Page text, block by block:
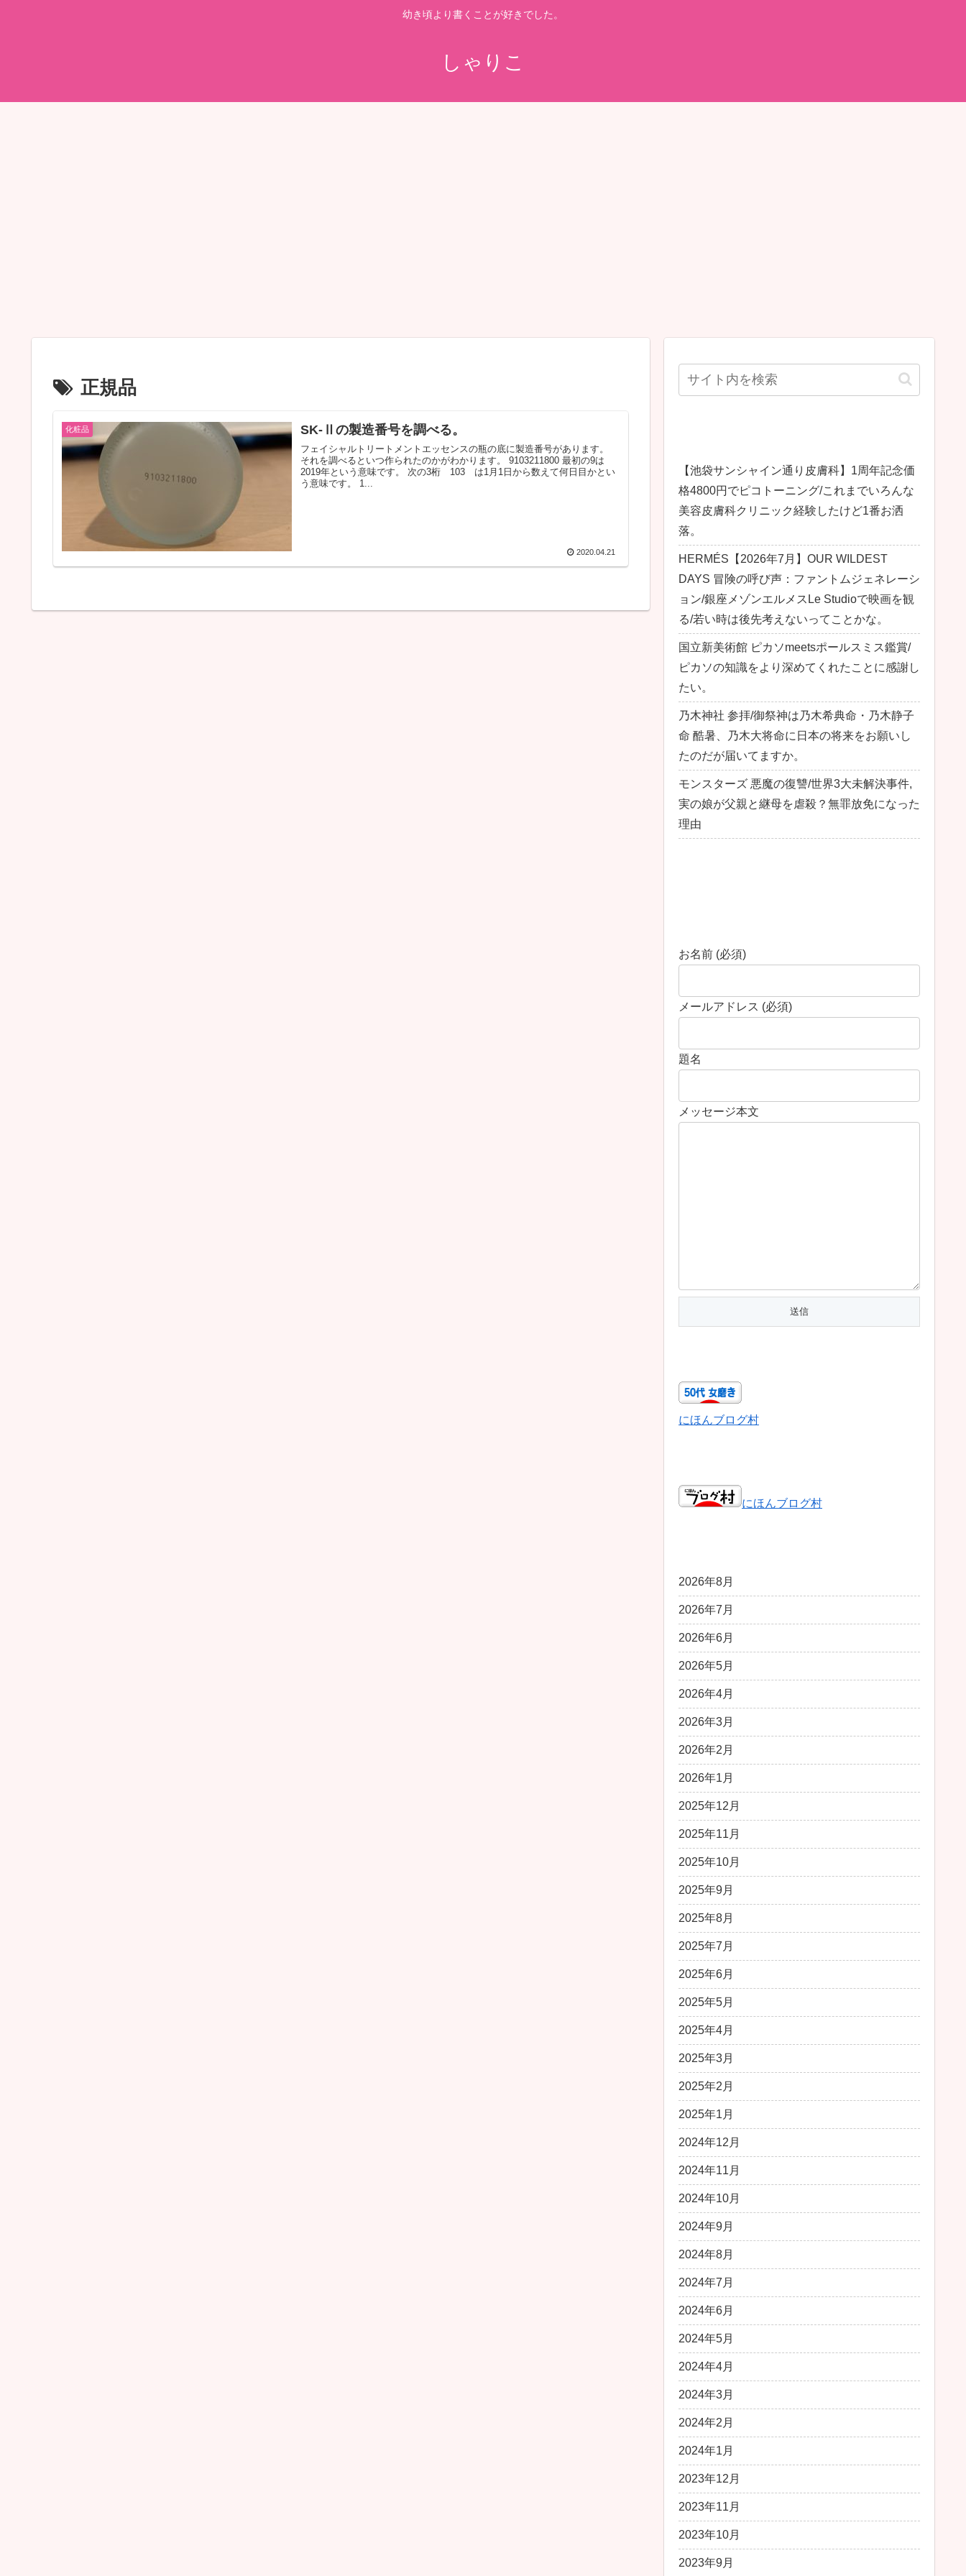
幼き頃より書くことが好きでした。
しゃりこ
正規品
化粧品 SK-Ⅱの製造番号を調べる。
フェイシャルトリートメントエッセンスの瓶の底に製造番号があります。
それを調べるといつ作られたのかがわかります。 9103211800 最初の9は
2019年という意味です。 次の3桁 103 は1月1日から数えて何日目かとい
う意味です。 1...
2020.04.21
【池袋サンシャイン通り皮膚科】1周年記念価
格4800円でピコトーニング/これまでいろんな
美容皮膚科クリニック経験したけど1番お洒
落。
HERMÉS【2026年7月】OUR WILDEST
DAYS 冒険の呼び声：ファントムジェネレーシ
ョン/銀座メゾンエルメスLe Studioで映画を観
る/若い時は後先考えないってことかな。
国立新美術館 ピカソmeetsポールスミス鑑賞/
ピカソの知識をより深めてくれたことに感謝し
たい。
乃木神社 参拝/御祭神は乃木希典命・乃木静子
命 酷暑、乃木大将命に日本の将来をお願いし
たのだが届いてますか。
モンスターズ 悪魔の復讐/世界3大未解決事件,
実の娘が父親と継母を虐殺？無罪放免になった
理由
お名前 (必須)
メールアドレス (必須)
題名
メッセージ本文
にほんブログ村
にほんブログ村
2026年8月
2026年7月
2026年6月
2026年5月
2026年4月
2026年3月
2026年2月
2026年1月
2025年12月
2025年11月
2025年10月
2025年9月
2025年8月
2025年7月
2025年6月
2025年5月
2025年4月
2025年3月
2025年2月
2025年1月
2024年12月
2024年11月
2024年10月
2024年9月
2024年8月
2024年7月
2024年6月
2024年5月
2024年4月
2024年3月
2024年2月
2024年1月
2023年12月
2023年11月
2023年10月
2023年9月